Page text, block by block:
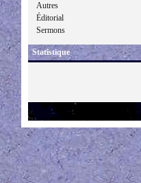
Autres
Éditorial
Sermons
Statistique